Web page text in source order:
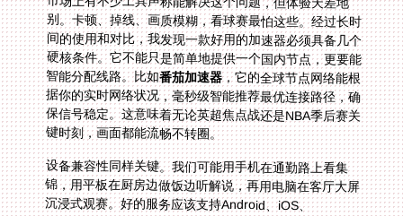
智能分配线路。比如番茄加速器，它的全球节点网络能根
据你的实时网络状况，毫秒级智能推荐最优连接路径，确
保信号稳定。这意味着无论英超焦点战还是NBA季后赛关
键时刻，画面都能流畅不转圈。
设备兼容性同样关键。我们可能用手机在通勤路上看集
锦，用平板在厨房边做饭边听解说，再用电脑在客厅大屏
沉浸式观赛。好的服务应该支持Android、iOS、
Windows、mac全平台，并且允许一人多端同时在线。想
象一下，你和家人分别在不同房间，用不同设备登录同一
账号，同时观看各自喜欢的赛事，互不干扰，这才是真正